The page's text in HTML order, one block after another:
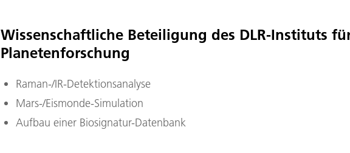
Wissenschaftliche Beteiligung des DLR-Instituts
Planetenforschung
Raman-/IR-Detektionsanalyse
Mars-/Eismonde-Simulation
Aufbau einer Biosignatur-Datenbank